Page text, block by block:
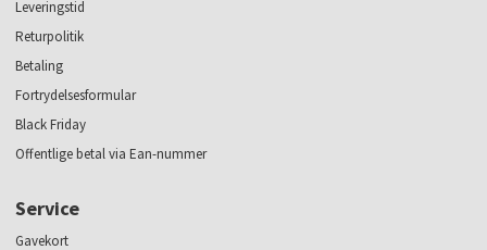
Leveringstid
Returpolitik
Betaling
Fortrydelsesformular
Black Friday
Offentlige betal via Ean-nummer
Service
Gavekort